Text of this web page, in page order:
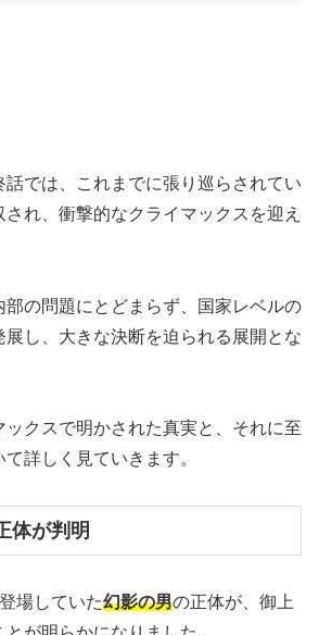
話では、これまでに張り巡らされてい
れ、衝撃的なクライマックスを迎え
部の問題にとどまらず、国家レベルの
し、大きな決断を迫られる展開とな
ックスで明かされた真実と、それに至
詳しく見ていきます。
体が判明
場していた幻影の男の正体が、御上